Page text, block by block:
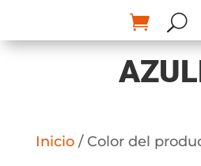
Inicio/ Color del